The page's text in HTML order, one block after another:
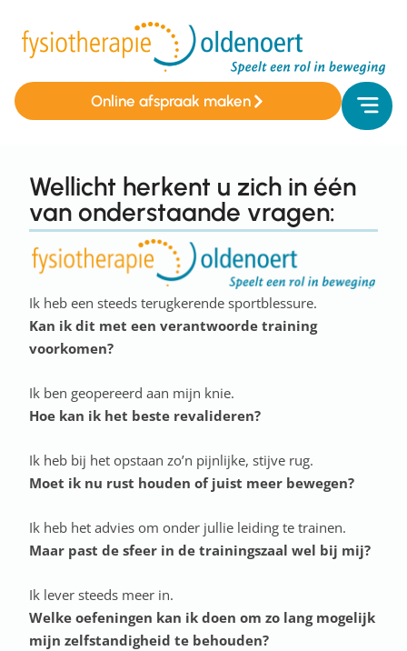
Online afspraak maken
Wellicht herkent u zich in één
van onderstaande vragen:
Ik heb een steeds terugkerende sportblessure.
Kan ik dit met een verantwoorde training
voorkomen?
Ik ben geopereerd aan mijn knie.
Hoe kan ik het beste revalideren?
Ik heb bij het opstaan zo’n pijnlijke, stijve rug.
Moet ik nu rust houden of juist meer bewegen?
Ik heb het advies om onder jullie leiding te trainen.
Maar past de sfeer in de trainingszaal wel bij mij?
Ik lever steeds meer in.
Welke oefeningen kan ik doen om zo lang mogelijk
mijn zelfstandigheid te behouden?